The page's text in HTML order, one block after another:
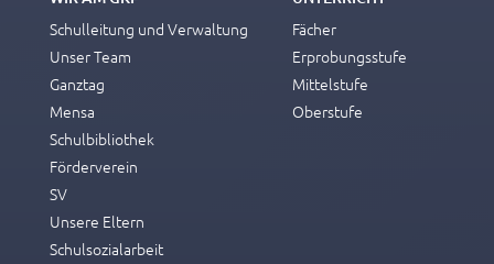
Schulleitung und Verwaltung
Unser Team
Ganztag
Mensa
Schulbibliothek
Förderverein
SV
Unsere Eltern
Schulsozialarbeit
Fächer
Erprobungsstufe
Mittelstufe
Oberstufe